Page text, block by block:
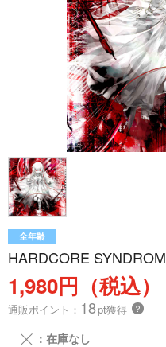
全年齢
HARDCORE
1,980円（税込）
通販ポイント： 18pt獲得 ？
╳ ：在庫なし